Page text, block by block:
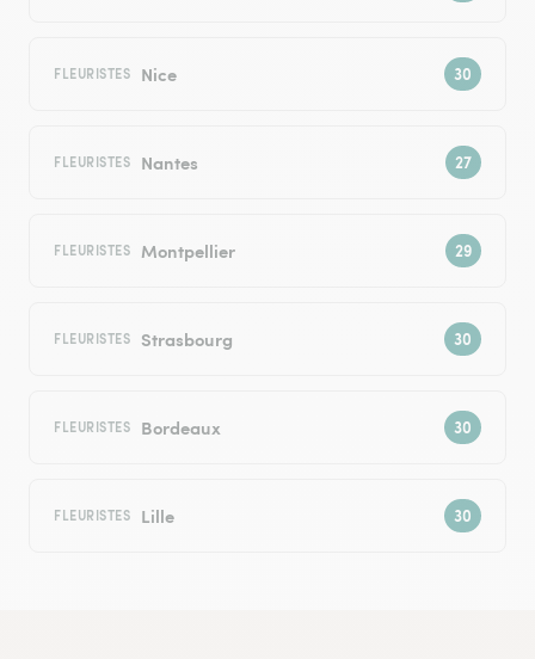
FLEURISTES Nice
FLEURISTES Nantes
FLEURISTES Montpellier
FLEURISTES Strasbourg
FLEURISTES Bordeaux
FLEURISTES Lille